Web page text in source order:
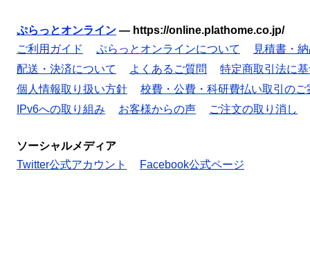
ぷらっとオンライン — https://online.plathome.co.jp/
ご利用ガイド
ぷらっとオンラインについて
見積書・
配送・決済について
よくあるご質問
特定商取引法に
個人情報取り扱い方針
校費・公費・科研費払い取引のご
IPv6への取り組み
お客様からの声 ご注文の取り消し
ソーシャルメディア
Twitter公式アカウント
Facebook公式ページ